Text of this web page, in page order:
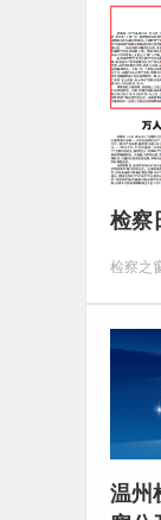
检察
检察之
温州